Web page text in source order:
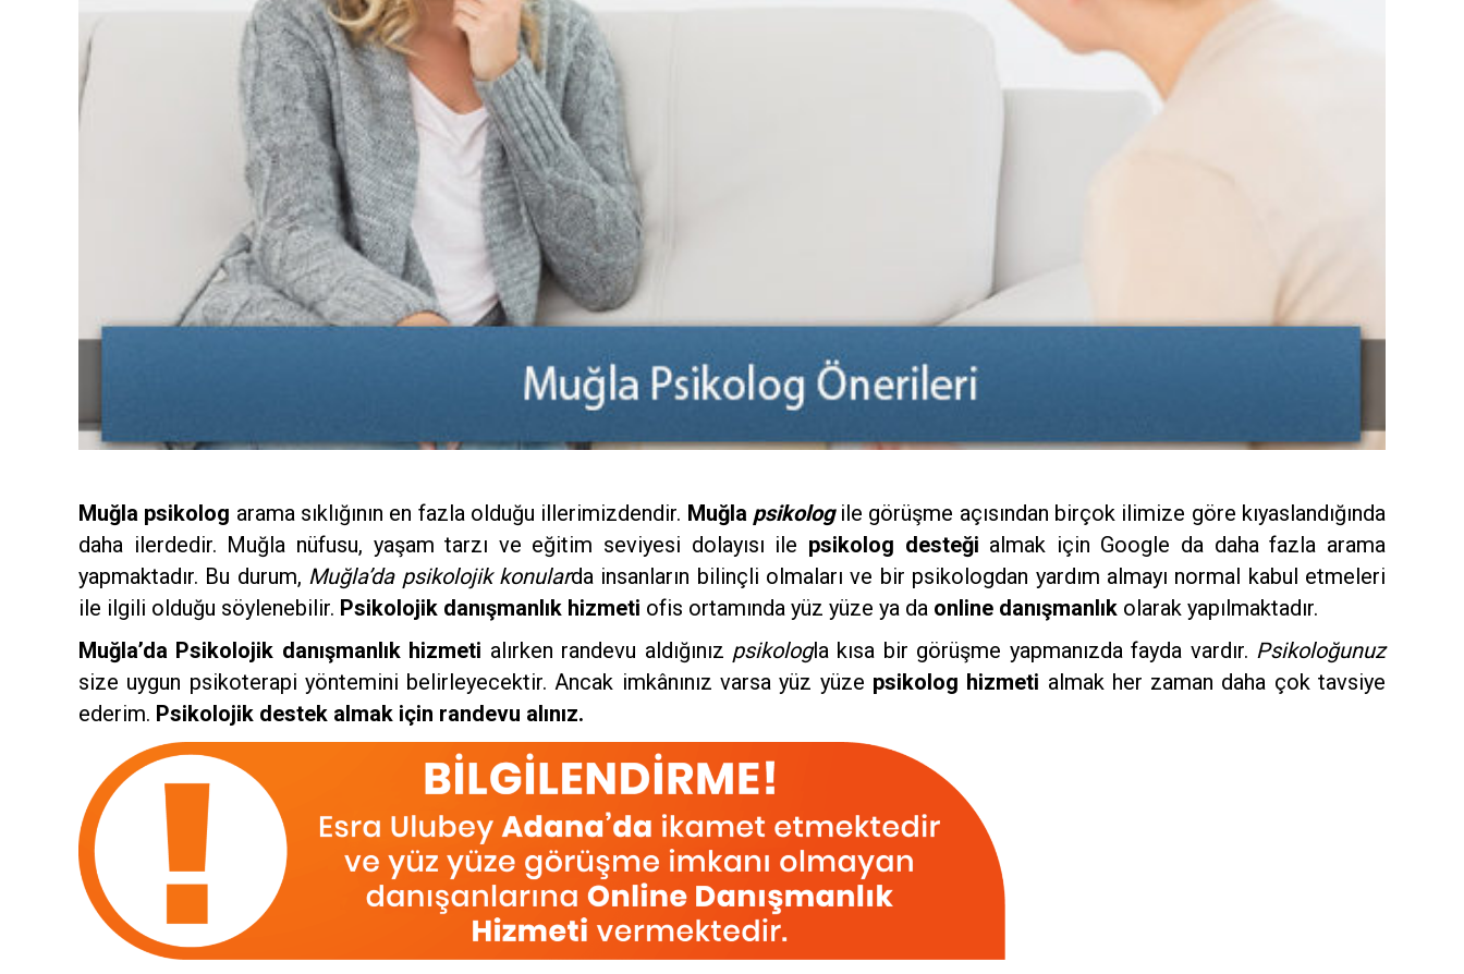
Muğla psikolog arama sıklığının en fazla olduğu illerimizdendir. Muğla psikologile görüşme açısından birçok ilimize göre kıyaslandığında
daha ilerdedir. Muğla nüfusu, yaşam tarzı ve eğitim seviyesi dolayısı ile psikolog desteği almak için Google da daha fazla arama
yapmaktadır. Bu durum, Muğla’da psikolojik konularda insanların bilinçli olmaları ve bir psikologdan yardım almayı normal kabul etmeleri
ile ilgili olduğu söylenebilir. Psikolojik danışmanlık hizmeti ofis ortamında yüz yüze ya da online danışmanlık olarak yapılmaktadır.
Muğla’da Psikolojik danışmanlık hizmeti alırken randevu aldığınız psikologla kısa bir görüşme yapmanızda fayda vardır. Psikoloğunuz
size uygun psikoterapi yöntemini belirleyecektir. Ancak imkânınız varsa yüz yüze psikolog hizmeti almak her zaman daha çok tavsiye
ederim. Psikolojik destek almak için randevu alınız.